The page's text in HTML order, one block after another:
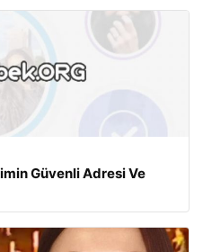
Güvenli Adresi Ve